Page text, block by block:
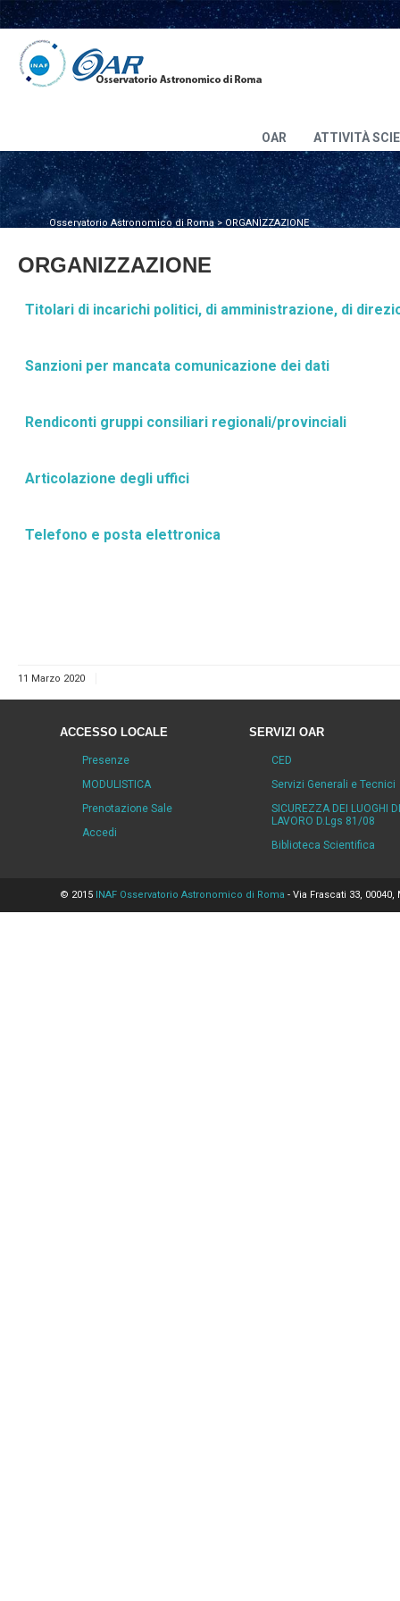
OAR ATTIVITÀ
Osservatorio Astronomico di Roma>ORGANIZZAZIONE
ORGANIZZAZIONE
Titolari di incarichi politici, di amministrazione, di
Sanzioni per mancata comunicazione dei dati
Rendiconti gruppi consiliari regionali/provinciali
Articolazione degli uffici
Telefono e posta elettronica
11 Marzo 2020
ACCESSO LOCALE
Presenze
MODULISTICA
Prenotazione Sale
Accedi
SERVIZI OAR
CED
Servizi Generali e Tecnici
SICUREZZA DEI LUOGHI DI
LAVORO D.Lgs 81/08
Biblioteca Scientifica
© 2015 INAF Osservatorio Astronomico di Roma - Via Frascati 33,